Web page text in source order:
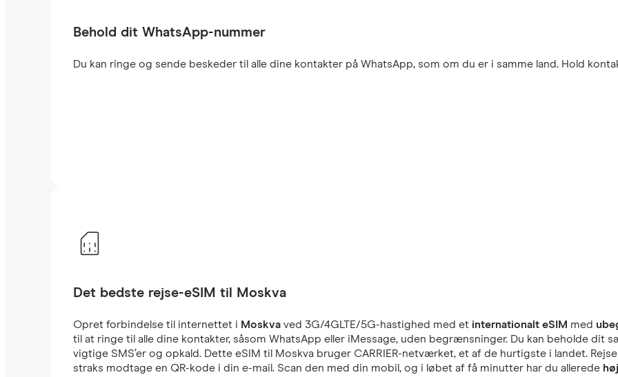
Behold dit WhatsApp-nummer
Du kan ringe og sende beskeder til alle dine kontakter på WhatsApp, som om du er i samme land. Hold
Det bedste rejse-eSIM til Moskva
Opret forbindelse til internettet i Moskva ved 3G/4GLTE/5G-hastighed med et internationalt eSIM med
til at ringe til alle dine kontakter, såsom WhatsApp eller iMessage, uden begrænsninger. Du kan beholde dit
vigtige SMS’er og opkald. Dette eSIM til Moskva bruger CARRIER-netværket, et af de hurtigste i landet.
straks modtage en QR-kode i din e-mail. Scan den med din mobil, og i løbet af få minutter har du allerede